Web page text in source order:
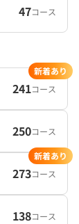
47コース
241コース
新着あり
250コース
273コース
新着あり
138コース